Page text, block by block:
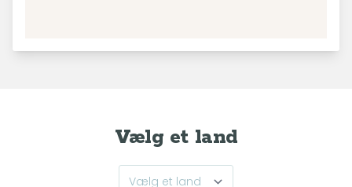
Vælg et land